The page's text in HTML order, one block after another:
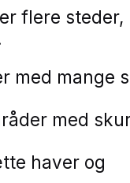
flere steder,
med mange
med
haver og